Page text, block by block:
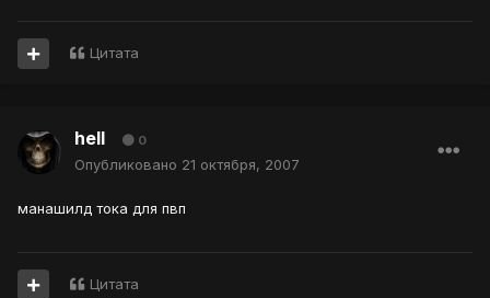
Цитата
hell 0
Опубликовано 21 октября, 2007
манашилд тока для пвп
Цитата